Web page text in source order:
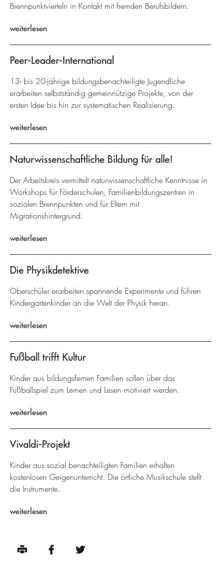
Brennpunktvierteln in Kontakt mit fremden Berufsbildern.
weiterlesen
Peer-Leader-International
13- bis 20-jährige bildungsbenachteiligte Jugendliche
erarbeiten selbstständig gemeinnützige Projekte, von der
ersten Idee bis hin zur systematischen Realisierung.
weiterlesen
Naturwissenschaftliche Bildung für alle!
Der Arbeitskreis vermittelt naturwissenschaftliche Kenntnisse in
Workshops für Förderschulen, Familienbildungszentren in
sozialen Brennpunkten und für Eltern mit
Migrationshintergrund.
weiterlesen
Die Physikdetektive
Oberschüler erarbeiten spannende Experimente und führen
Kindergartenkinder an die Welt der Physik heran.
weiterlesen
Fußball trifft Kultur
Kinder aus bildungsfernen Familien sollen über das
Fußballspiel zum Lernen und Lesen motiviert werden.
weiterlesen
Vivaldi-Projekt
Kinder aus sozial benachteiligten Familien erhalten
kostenlosen Geigenunterricht. Die örtliche Musikschule stellt
die Instrumente.
weiterlesen